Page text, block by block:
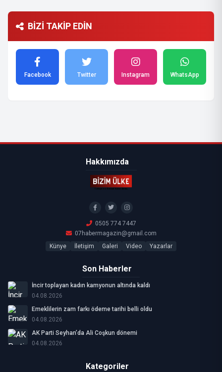
BİZİ TAKİP EDİN
Facebook Twitter Instagram WhatsApp
Hakkımızda
0505 774 7447
07habermagazin@gmail.com
Künye
İletişim Galeri Video Yazarlar
Son Haberler
İncir toplayan kadın kamyonun altında kaldı
04.08.2026
Emeklilerin zam farkı ödeme tarihi belli oldu
04.08.2026
AK Parti Seyhan’da Ali Coşkun dönemi
04.08.2026
Kategoriler